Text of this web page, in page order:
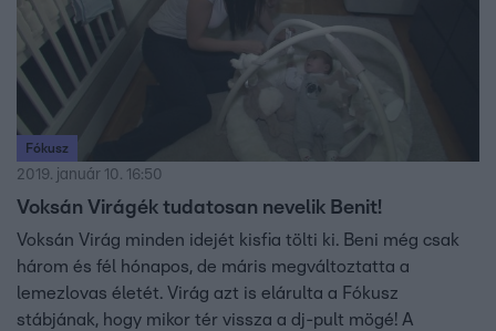
Fókusz
2019. január 10. 16:50
Voksán Virágék tudatosan nevelik Benit!
Voksán Virág minden idejét kisfia tölti ki. Beni még csak
három és fél hónapos, de máris megváltoztatta a
lemezlovas életét. Virág azt is elárulta a Fókusz
stábjának, hogy mikor tér vissza a dj-pult mögé! A